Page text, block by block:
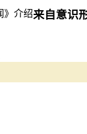
来自意识